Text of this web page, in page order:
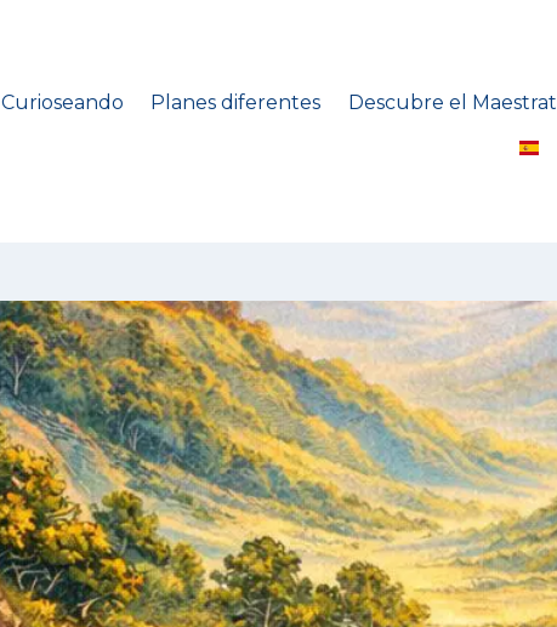
Curioseando Planes diferentes Descubre el Maestrat